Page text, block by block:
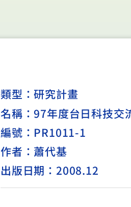
類型：研究計畫
名稱：97年度台日科技交
編號：PR1011-1
作者：蕭代基
出版日期：2008.12